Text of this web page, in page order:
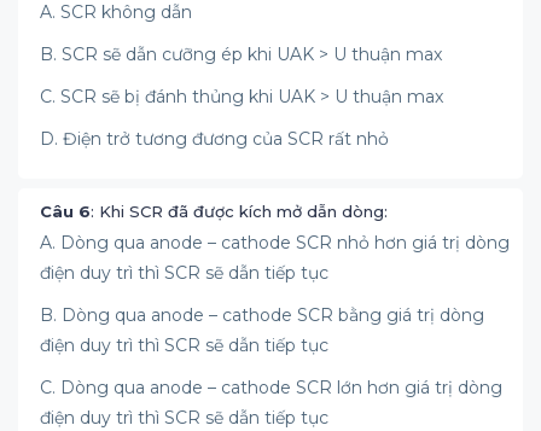
A. SCR không dẫn
B. SCR sẽ dẫn cưỡng ép khi UAK > U thuận max
C. SCR sẽ bị đánh thủng khi UAK > U thuận max
D. Điện trở tương đương của SCR rất nhỏ
Câu 6: Khi SCR đã được kích mở dẫn dòng:
A. Dòng qua anode – cathode SCR nhỏ hơn giá trị dòng
điện duy trì thì SCR sẽ dẫn tiếp tục
B. Dòng qua anode – cathode SCR bằng giá trị dòng
điện duy trì thì SCR sẽ dẫn tiếp tục
C. Dòng qua anode – cathode SCR lớn hơn giá trị dòng
điện duy trì thì SCR sẽ dẫn tiếp tục